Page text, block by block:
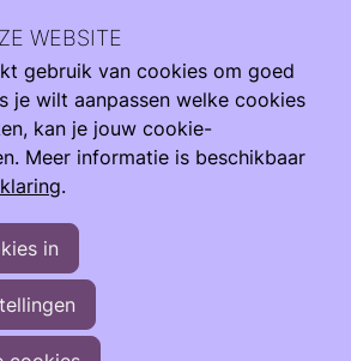
Zoeken
en ziek geboren kinderen in de hele
van klein naar groot.
WEBSITE
gebruik van cookies om goed
je wilt aanpassen welke cookies
kan je jouw cookie-
Meer informatie is beschikbaar
.
in